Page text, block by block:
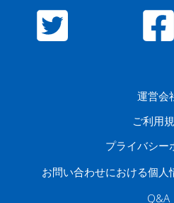
運営会
ご利用
プライバシー
お問い合わせにおける個人
Q&A